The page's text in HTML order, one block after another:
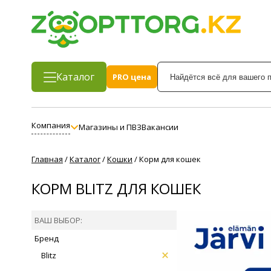
Каталог PRO цена
Компания Магазины и ПВЗВакансии
Главная /Каталог/Кошки /Корм для кошек
КОРМ BLITZ ДЛЯ КОШЕК
ВАШ ВЫБОР:
Бренд
Blitz